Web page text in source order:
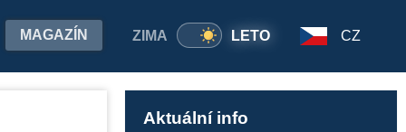
ZIMA LETO
MAGAZÍN CZ
Aktuální info